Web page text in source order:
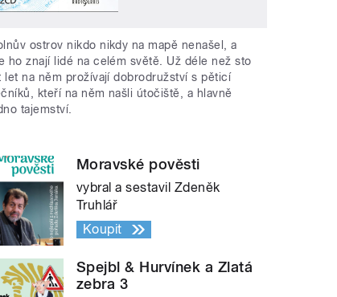
ostrov nikdo nikdy na mapě nenašel, a
ho znají lidé na celém světě. Už déle než sto
let na něm prožívají dobrodružství s pěticí
kteří na něm našli útočiště, a hlavně
tajemství.
Moravské pověsti
vybral a sestavil Zdeněk
Truhlář
Koupit
Spejbl & Hurvínek a Zlatá
zebra 3